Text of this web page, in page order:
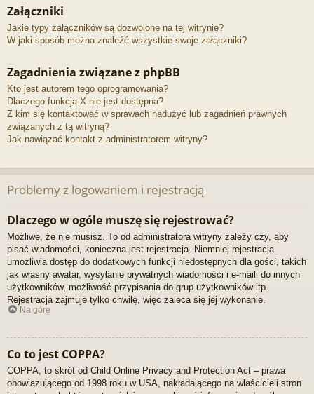
Załączniki
Jakie typy załączników są dozwolone na tej witrynie?
W jaki sposób można znaleźć wszystkie swoje załączniki?
Zagadnienia związane z phpBB
Kto jest autorem tego oprogramowania?
Dlaczego funkcja X nie jest dostępna?
Z kim się kontaktować w sprawach nadużyć lub zagadnień prawnych
związanych z tą witryną?
Jak nawiązać kontakt z administratorem witryny?
Problemy z logowaniem i rejestracją
Dlaczego w ogóle muszę się rejestrować?
Możliwe, że nie musisz. To od administratora witryny zależy czy, aby
pisać wiadomości, konieczna jest rejestracja. Niemniej rejestracja
umożliwia dostęp do dodatkowych funkcji niedostępnych dla gości, takich
jak własny awatar, wysyłanie prywatnych wiadomości i e-maili do innych
użytkowników, możliwość przypisania do grup użytkowników itp.
Rejestracja zajmuje tylko chwilę, więc zaleca się jej wykonanie.
Na górę
Co to jest COPPA?
COPPA, to skrót od Child Online Privacy and Protection Act – prawa
obowiązującego od 1998 roku w USA, nakładającego na właścicieli stron